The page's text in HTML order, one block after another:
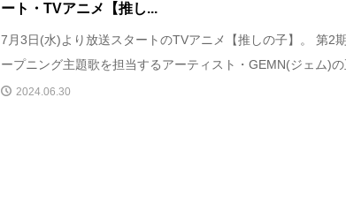
ート・TVアニメ【推し...
7月3日(水)より放送スタートのTVアニメ【推しの子】。 第2
ープニング主題歌を担当するアーティスト・GEMN(ジェム)
2024.06.30